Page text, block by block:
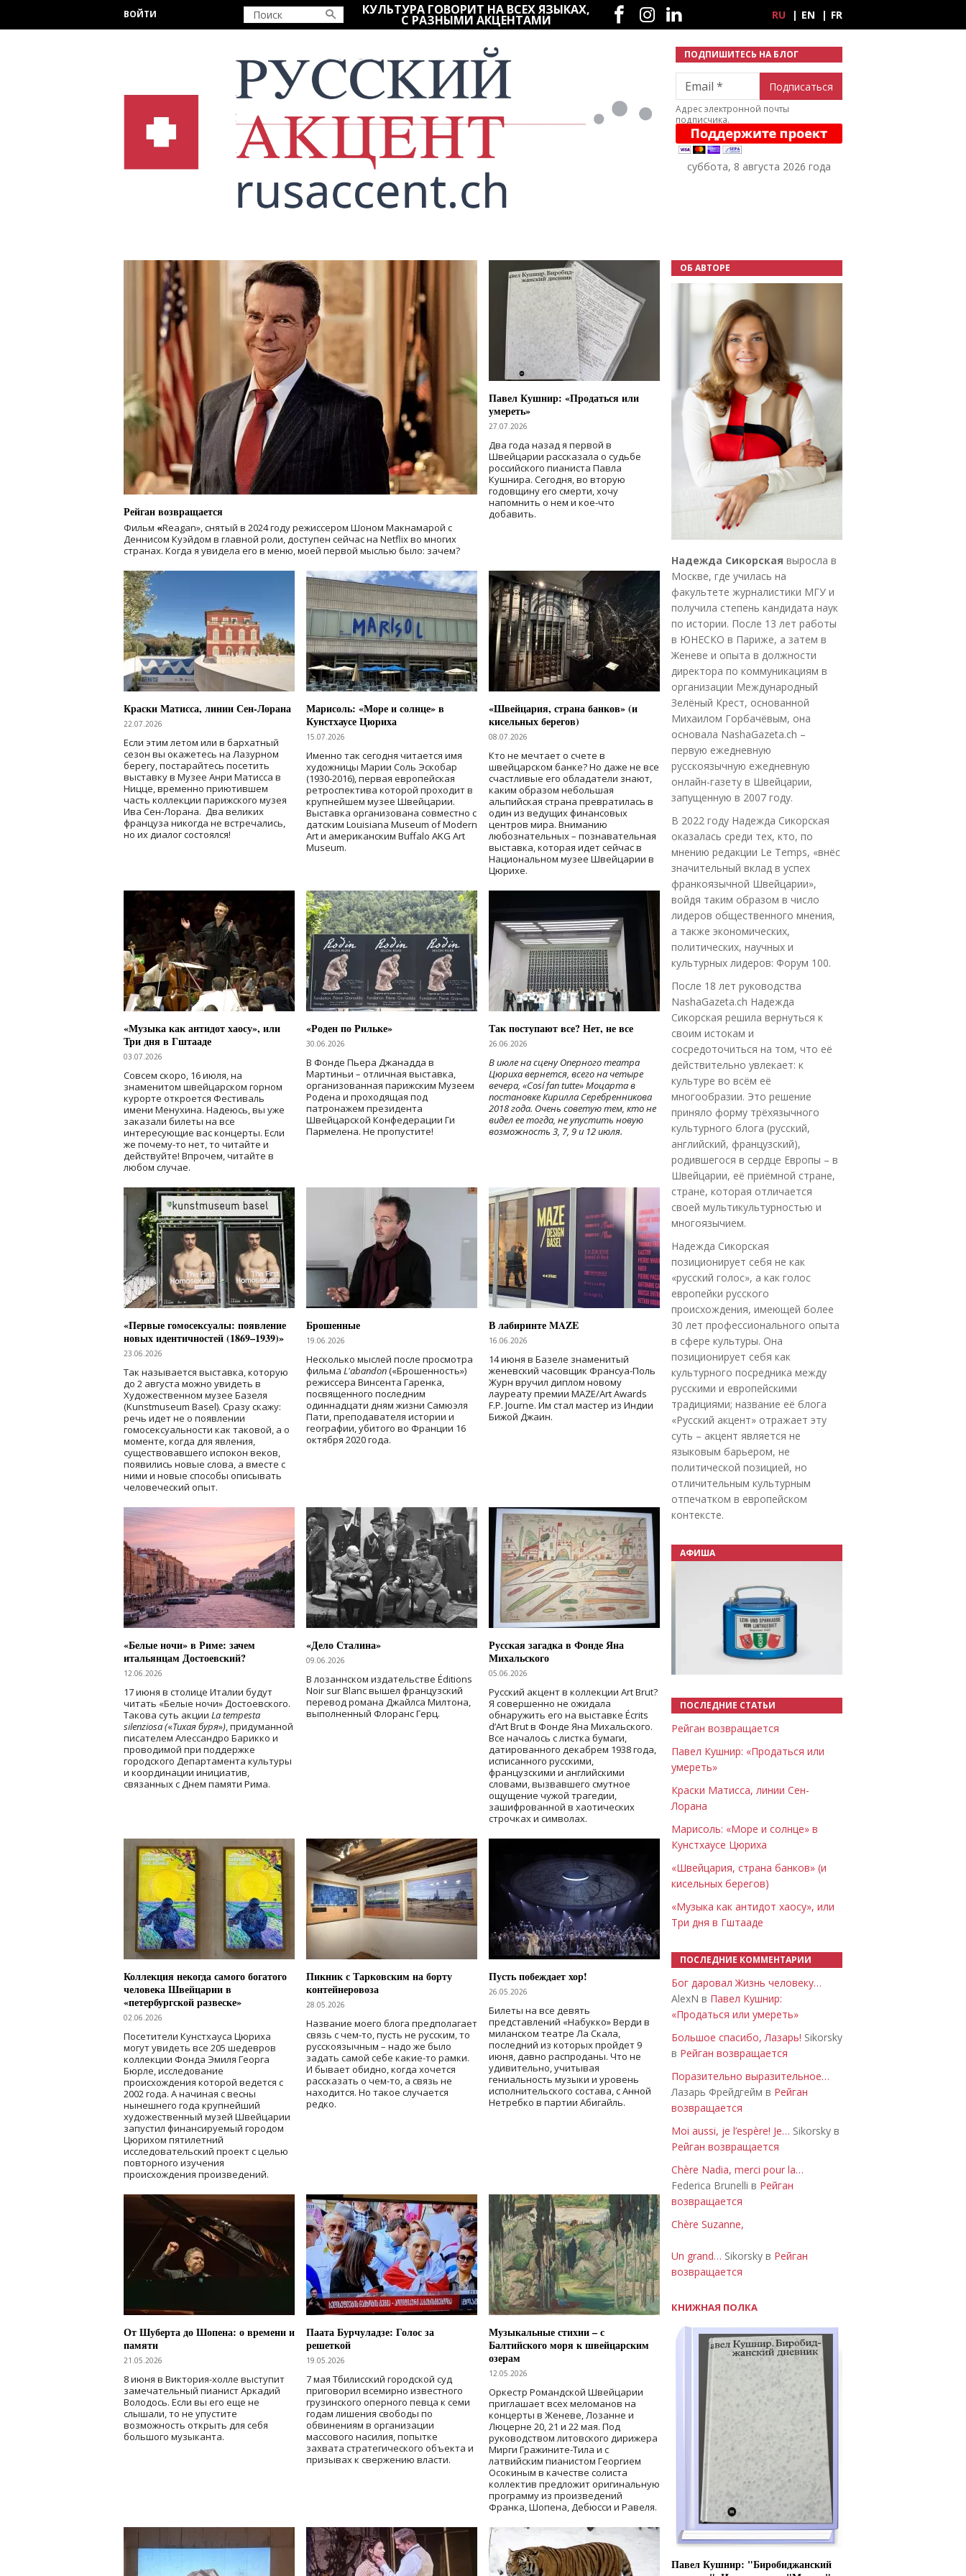
ВОЙТИ КУЛЬТУРА ГОВОРИТ НА ВСЕХ ЯЗЫКАХ,
С РАЗНЫМИ АКЦЕНТАМИ
Социальные сети
RU EN FR
ПОДПИШИТЕСЬ НА БЛОГ
Email
Адрес электронной почты
подписчика.
суббота, 8 августа 2026 года
Рейган возвращается
Фильм «Reagan», снятый в 2024 годурежиссером Шоном Макнамарой с
Деннисом Куэйдом в главной роли, доступен сейчас на Netflix во многих
странах. Когда я увидела его в меню, моей первой мыслью было: зачем?
Павел Кушнир: «Продаться или
умереть»
27.07.2026
Два года назад я первой в
Швейцарии рассказала о судьбе
российского пианиста Павла
Кушнира. Сегодня, во вторую
годовщину его смерти, хочу
напомнить о нем и кое-что
добавить.
Краски Матисса, линии Сен-Лорана
22.07.2026
Если этим летом или в бархатный
сезон вы окажетесь на Лазурном
берегу, постарайтесь посетить
выставку в Музее Анри Матисса в
Ницце, временно приютившем
часть коллекции парижского музея
Ива Сен-Лорана. Два великих
француза никогда не встречались,
но их диалог состоялся!
Марисоль: «Море и солнце» в
Кунстхаусе Цюриха
15.07.2026
Именно так сегодня читается имя
художницы Марии Соль Эскобар
(1930-2016), первая европейская
ретроспектива которой проходит в
крупнейшем музее Швейцарии.
Выставка организована совместно с
датским Louisiana Museum of Modern
Art и американским Buffalo AKG Art
Museum.
«Швейцария, страна банков» (и
кисельных берегов)
08.07.2026
Кто не мечтает о счете в
швейцарском банке? Но даже не все
счастливые его обладатели знают,
каким образом небольшая
альпийская страна превратилась в
один из ведущих финансовых
центров мира. Вниманию
любознательных – познавательная
выставка, которая идет сейчас в
Национальном музее Швейцарии в
Цюрихе.
«Музыка как антидот хаосу», или
Три дня в Гштааде
03.07.2026
Совсем скоро, 16 июля, на
знаменитом швейцарском горном
курорте откроется Фестиваль
имени Менухина. Надеюсь, вы уже
заказали билеты на все
интересующие вас концерты. Если
же почему-то нет, то читайте и
действуйте! Впрочем, читайте в
любом случае.
«Роден по Рильке»
30.06.2026
В Фонде Пьера Джанадда в
Мартиньи – отличная выставка,
организованная парижским Музеем
Родена и проходящая под
патронажем президента
Швейцарской Конфедерации Ги
Пармелена. Не пропустите!
Так поступают все? Нет, не все
26.06.2026
В июле на сцену Оперного театра
Цюриха вернется, всего на четыре
вечера, «Cosí fan tutte» Моцарта в
постановке Кирилла Серебренникова
2018 года. Очень советую тем, кто не
видел ее тогда, не упустить новую
возможность 3, 7, 9 и 12 июля.
«Первые гомосексуалы: появление
новых идентичностей (1869–1939)»
23.06.2026
Так называется выставка, которую
до 2 августа можно увидеть в
Художественном музее Базеля
(Kunstmuseum Basel). Сразу скажу:
речь идет не о появлении
гомосексуальности как таковой, а о
моменте, когда для явления,
существовавшего испокон веков,
появились новые слова, а вместе с
ними и новые способы описывать
человеческий опыт.
Брошенные
19.06.2026
Несколько мыслей после просмотра
фильма L'abandon(«Брошенность»)
режиссера Винсента Гаренка,
посвященного последним
одиннадцати дням жизни Самюэля
Пати, преподавателя истории и
географии, убитого во Франции 16
октября 2020 года.
В лабиринте MAZE
16.06.2026
14 июня в Базеле знаменитый
женевский часовщик Франсуа-Поль
Журн вручил диплом новому
лауреату премии MAZE/Art Awards
F.P. Journe. Им стал мастер из Индии
Бижой Джаин.
«Белые ночи» в Риме: зачем
итальянцам Достоевский?
12.06.2026
17 июня в столице Италии будут
читать «Белые ночи» Достоевского.
Такова суть акции La tempesta
silenziosa («Тихая буря»), придуманной
писателем Алессандро Барикко и
проводимой при поддержке
городского Департамента культуры
и координации инициатив,
связанных с Днем памяти Рима.
«Дело Сталина»
09.06.2026
В лозаннском издательстве Éditions
Noir sur Blanc вышел французский
перевод романа Джайлса Милтона,
выполненный Флоранс Герц.
Русская загадка в Фонде Яна
Михальского
05.06.2026
Русский акцент в коллекции Art Brut?
Я совершенно не ожидала
обнаружить его на выставке Écrits
d’Art Brut в Фонде Яна Михальского.
Все началось с листка бумаги,
датированного декабрем 1938 года,
исписанного русскими,
французскими и английскими
словами, вызвавшего смутное
ощущение чужой трагедии,
зашифрованной в хаотических
строчках и символах.
Коллекция некогда самого богатого
человека Швейцарии в
«петербургской развеске»
02.06.2026
Посетители Кунстхауса Цюриха
могут увидеть все 205 шедевров
коллекции Фонда Эмиля Георга
Бюрле, исследование
происхождения которой ведется с
2002 года. А начиная с весны
нынешнего года крупнейший
художественный музей Швейцарии
запустил финансируемый городом
Цюрихом пятилетний
исследовательский проект с целью
повторного изучения
происхождения произведений.
Пикник с Тарковским на борту
контейнеровоза
28.05.2026
Название моего блога предполагает
связь с чем-то, пусть не русским, то
русскоязычным – надо же было
задать самой себе какие-то рамки.
И бывает обидно, когда хочется
рассказать о чем-то, а связь не
находится. Но такое случается
редко.
Пусть побеждает хор!
26.05.2026
Билеты на все девять
представлений «Набукко» Верди в
миланском театре Ла Скала,
последний из которых пройдет 9
июня, давно распроданы. Что не
удивительно, учитывая
гениальность музыки и уровень
исполнительского состава, с Анной
Нетребко в партии Абигайль.
От Шуберта до Шопена: о времени и
памяти
21.05.2026
8 июня в Виктория-холле выступит
замечательный пианист Аркадий
Володось. Если вы его еще не
слышали, то не упустите
возможность открыть для себя
большого музыканта.
Паата Бурчуладзе: Голос за
решеткой
19.05.2026
7 мая Тбилисский городской суд
приговорил всемирно известного
грузинского оперного певца к семи
годам лишения свободы по
обвинениям в организации
массового насилия, попытке
захвата стратегического объекта и
призывах к свержению власти.
Музыкальные стихии – с
Балтийского моря к швейцарским
озерам
12.05.2026
Оркестр Романдской Швейцарии
приглашает всех меломанов на
концерты в Женеве, Лозанне и
Люцерне 20, 21 и 22 мая. Под
руководством литовского дирижера
Мирги Гражините-Тила и с
латвийским пианистом Георгием
Осокиным в качестве солиста
коллектив предложит оригинальную
программу из произведений
Франка, Шопена, Дебюсси и Равеля.
ОБ АВТОРЕ
Надежда Сикорская выросла в
Москве, где училась на
факультете журналистики МГУ и
получила степень кандидата наук
по истории. После 13 лет работы
в ЮНЕСКО в Париже, а затем в
Женеве и опыта в должности
директора по коммуникациям в
организации Международный
Зелёный Крест, основанной
Михаилом Горбачёвым, она
основала NashaGazeta.ch –
первую ежедневную
русскоязычную ежедневную
онлайн-газету в Швейцарии,
запущенную в 2007 году.
В 2022 году Надежда Сикорская
оказалась среди тех, кто, по
мнению редакции Le Temps, «внёс
значительный вклад в успех
франкоязычной Швейцарии»,
войдя таким образом в число
лидеров общественного мнения,
а также экономических,
политических, научных и
культурных лидеров: Форум 100.
После 18 лет руководства
NashaGazeta.ch Надежда
Сикорская решила вернуться к
своим истокам и
сосредоточиться на том, что её
действительно увлекает: к
культуре во всём её
многообразии. Это решение
приняло форму трёхязычного
культурного блога (русский,
английский, французский),
родившегося в сердце Европы – в
Швейцарии, её приёмной стране,
стране, которая отличается
своей мультикультурностью и
многоязычием.
Надежда Сикорская
позиционирует себя не как
«русский голос», а как голос
европейки русского
происхождения, имеющей более
30 лет профессионального опыта
в сфере культуры. Она
позиционирует себя как
культурного посредника между
русскими и европейскими
традициями; название её блога
«Русский акцент» отражает эту
суть – акцент является не
языковым барьером, не
политической позицией, но
отличительным культурным
отпечатком в европейском
контексте.
АФИША
ПОСЛЕДНИЕ СТАТЬИ
Рейган возвращается
Павел Кушнир: «Продаться или
умереть»
Краски Матисса, линии Сен-
Лорана
Марисоль: «Море и солнце» в
Кунстхаусе Цюриха
«Швейцария, страна банков» (и
кисельных берегов)
«Музыка как антидот хаосу», или
Три дня в Гштааде
ПОСЛЕДНИЕ КОММЕНТАРИИ
Бог даровал Жизнь человеку…
AlexN в Павел Кушнир:
«Продаться или умереть»
Большое спасибо, Лазарь! Sikorsky
в Рейган возвращается
Поразительно выразительное…
Лазарь Фрейдгейм в Рейган
возвращается
Moi aussi, je l’espère! Je… Sikorsky в
Рейган возвращается
Chère Nadia, merci pour la…
Federica Brunelli в Рейган
возвращается
Chère Suzanne,
Un grand… Sikorsky в Рейган
возвращается
КНИЖНАЯ ПОЛКА
Павел Кушнир: "Биробиджанский